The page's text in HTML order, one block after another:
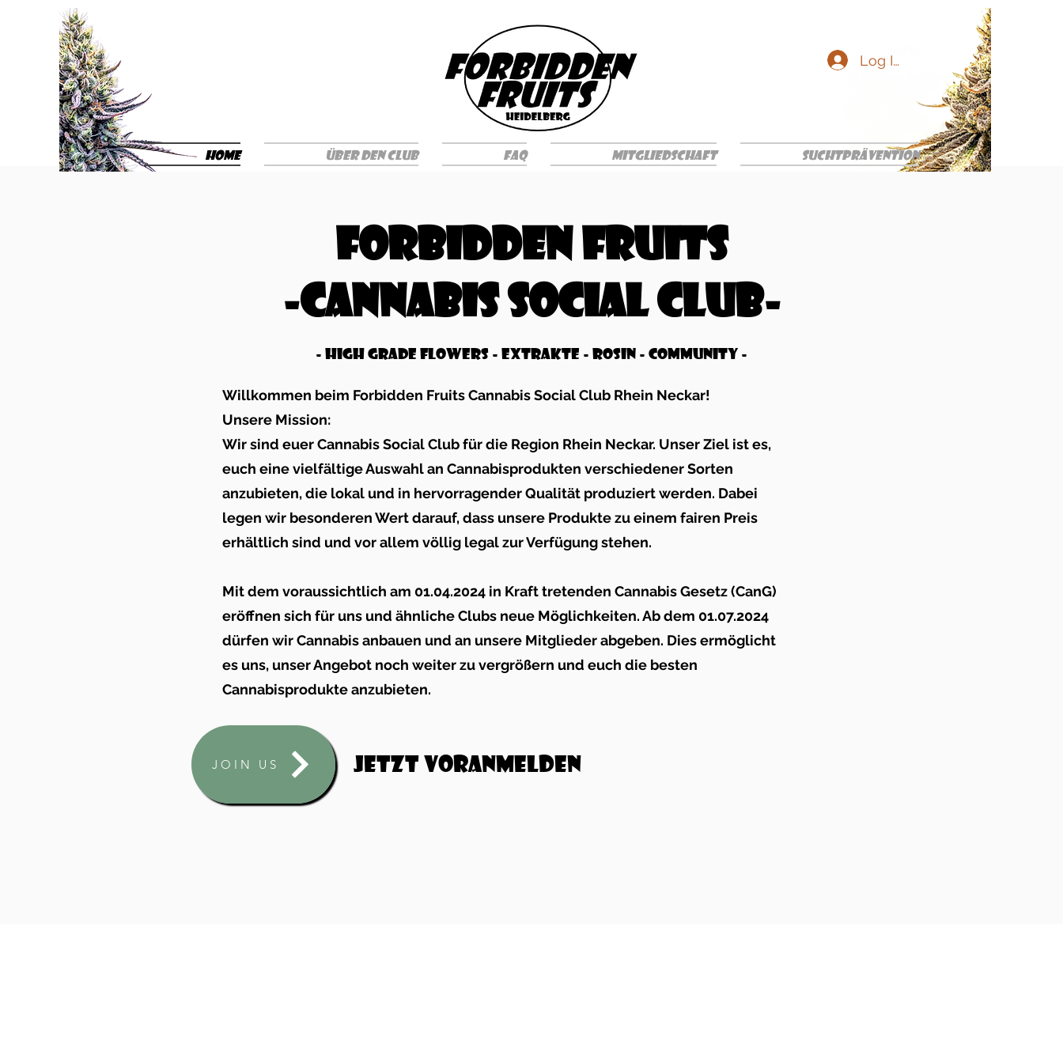
Log In
Home Über den Club FAQ Mitgliedschaft Suchtprävention
forbidden Fruits
-Cannabis Social Club-
- High Grade Flowers - Extrakte - Rosin - Community -
Willkommen beim Forbidden Fruits Cannabis Social Club Rhein Neckar!
Unsere Mission:
Wir sind euer Cannabis Social Club für die Region Rhein Neckar. Unser Ziel ist es,
euch eine vielfältige Auswahl an Cannabisprodukten verschiedener Sorten
anzubieten, die lokal und in hervorragender Qualität produziert werden. Dabei
legen wir besonderen Wert darauf, dass unsere Produkte zu einem fairen Preis
erhältlich sind und vor allem völlig legal zur Verfügung stehen.
Mit dem voraussichtlich am 01.04.2024 in Kraft tretenden Cannabis Gesetz (CanG)
eröffnen sich für uns und ähnliche Clubs neue Möglichkeiten. Ab dem 01.07.2024
dürfen wir Cannabis anbauen und an unsere Mitglieder abgeben. Dies ermöglicht
es uns, unser Angebot noch weiter zu vergrößern und euch die besten
Cannabisprodukte anzubieten.
JOIN US Jetzt Voranmelden